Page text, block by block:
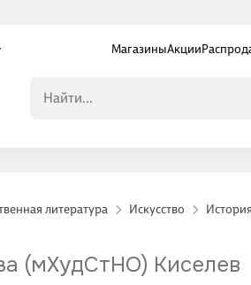
МагазиныАкции
литература Искусство
(мХудСтНО) Киселев